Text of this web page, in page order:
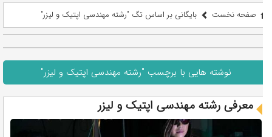
صفحه نخست بایگانی بر اساس تگ "رشته مهندسی اپتیک و لیزر"
نوشته هایی با برچسب "رشته مهندسی اپتیک و لیزر"
معرفی رشته مهندسی اپتیک و لیزر